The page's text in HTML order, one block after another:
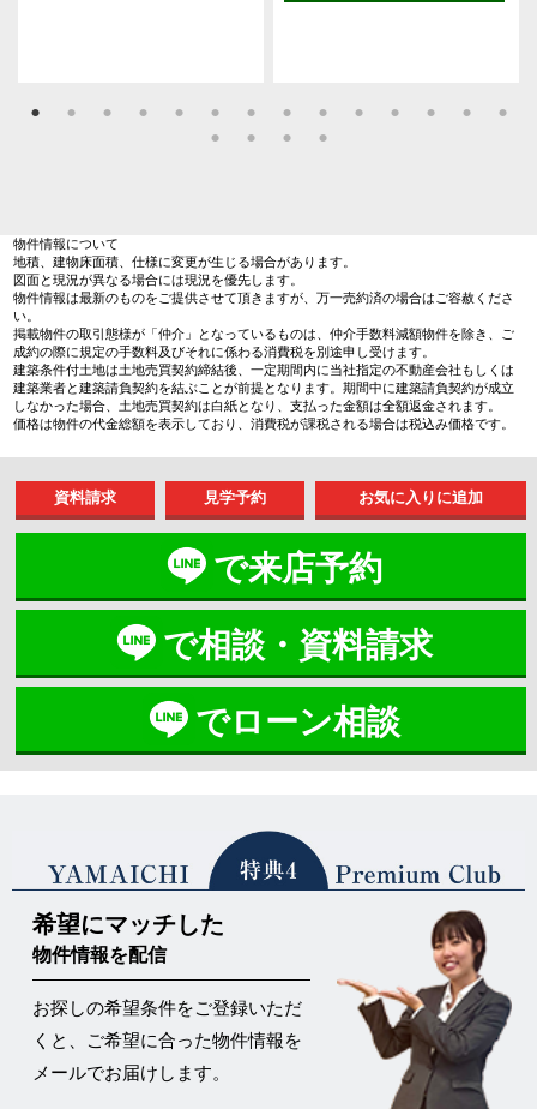
物件情報について
地積、建物床面積、仕様に変更が生じる場合があります。
図面と現況が異なる場合には現況を優先します。
物件情報は最新のものをご提供させて頂きますが、万一売約済の場合はご容赦くださ
い。
掲載物件の取引態様が「仲介」となっているものは、仲介手数料減額物件を除き、ご
成約の際に規定の手数料及びそれに係わる消費税を別途申し受けます。
建築条件付土地は土地売買契約締結後、一定期間内に当社指定の不動産会社もしくは
建築業者と建築請負契約を結ぶことが前提となります。期間中に建築請負契約が成立
しなかった場合、土地売買契約は白紙となり、支払った金額は全額返金されます。
価格は物件の代金総額を表示しており、消費税が課税される場合は税込み価格です。
資料請求 見学予約
で来店予約
で相談・資料請求
でローン相談
希望にマッチした
物件情報を配信
お探しの希望条件をご登録いただ
くと、ご希望に合った物件情報を
メールでお届けします。